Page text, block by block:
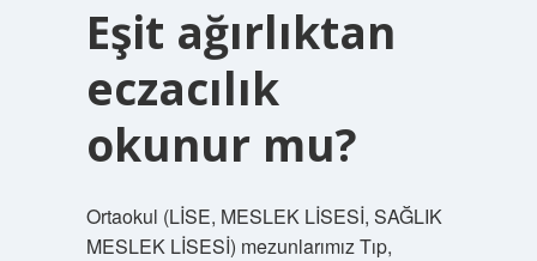
Eşit ağırlıktan
eczacılık
okunur mu?
Ortaokul (LİSE, MESLEK LİSESİ, SAĞLIK
MESLEK LİSESİ) mezunlarımız Tıp,